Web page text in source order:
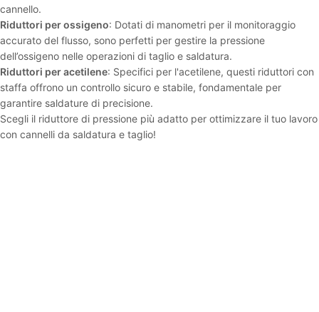
cannello.
Riduttori per ossigeno: Dotati di manometri per il monitoraggio
accurato del flusso, sono perfetti per gestire la pressione
dell’ossigeno nelle operazioni di taglio e saldatura.
Riduttori per acetilene: Specifici per l'acetilene, questi riduttori con
staffa offrono un controllo sicuro e stabile, fondamentale per
garantire saldature di precisione.
Scegli il riduttore di pressione più adatto per ottimizzare il tuo lavoro
con cannelli da saldatura e taglio!